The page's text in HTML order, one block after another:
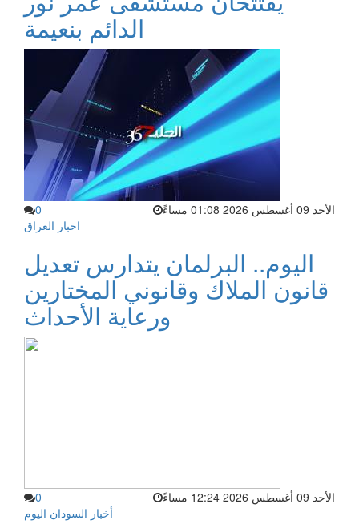
الدائم بنعيمة
الأحد 09 أغسطس 2026 01:08 مساءً
0
اخبار العراق
اليوم.. البرلمان يتدارس تعديل
قانون الملاك وقانوني المختارين
ورعاية الأحداث
الأحد 09 أغسطس 2026 12:24 مساءً
0
أخبار السودان اليوم